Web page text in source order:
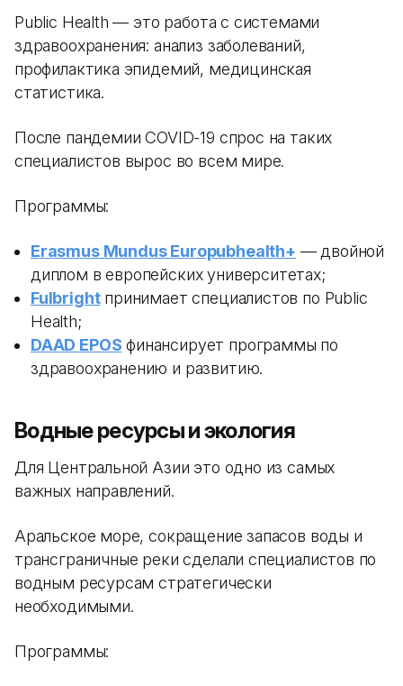
Public Health — это работа с системами
здравоохранения: анализ заболеваний,
профилактика эпидемий, медицинская
статистика.
После пандемии COVID-19 спрос на таких
специалистов вырос во всем мире.
Программы:
Erasmus Mundus Europubhealth+ — двойной
диплом в европейских университетах;
Fulbrightпринимает специалистов по Public
Health;
DAAD EPOS финансирует программы по
здравоохранению и развитию.
Водные ресурсы и экология
Для Центральной Азии это одно из самых
важных направлений.
Аральское море, сокращение запасов воды и
трансграничные реки сделали специалистов по
водным ресурсам стратегически
необходимыми.
Программы: